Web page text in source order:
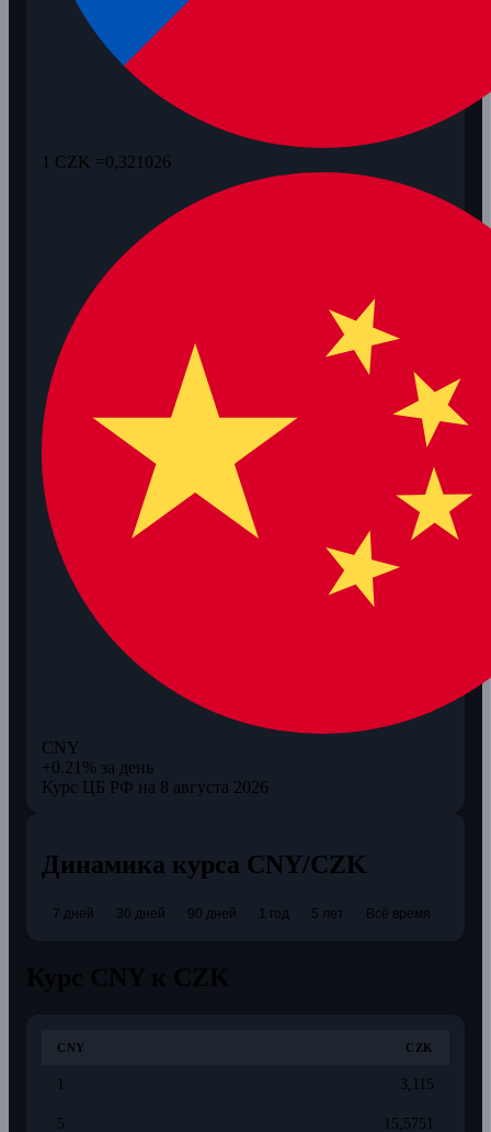
1 CZK =0,321026
CNY
+0.21% за день
Курс ЦБ РФ на 8 августа 2026
Динамика курса CNY/CZK
7 дней 30 дней 90 дней 1 год 5 лет Всё время
CNY CZK
1 3,115
5 15,5751